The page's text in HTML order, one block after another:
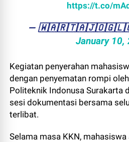
https://t.co/
— ​🇼​​🇦​​🇷​​🇹​​🇦​​🇯​​🇴​​🇬​​🇱​​🇴
January 10,
Kegiatan penyerahan
dengan penyematan rompi
Politeknik Indonusa Surakarta
sesi dokumentasi bersama
terlibat.
Selama masa KKN,